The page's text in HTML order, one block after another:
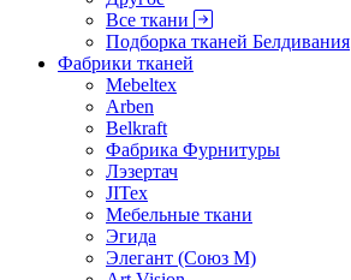
Все ткани
Подборка тканей Белдивания
Фабрики тканей
Mebeltex
Arben
Belkraft
Фабрика Фурнитуры
Лэзертач
JITex
Мебельные ткани
Эгида
Элегант (Союз М)